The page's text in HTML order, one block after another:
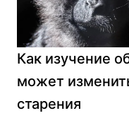
Как изучение
может
старения